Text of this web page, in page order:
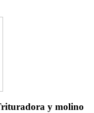
y molino